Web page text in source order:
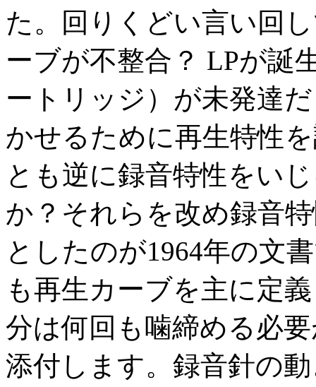
た。回りくどい言い回
ーブが不整合？ LPが誕
ートリッジ）が未発達
かせるために再生特性
とも逆に録音特性をい
か？それらを改め録音
としたのが1964年の文
も再生カーブを主に定
分は何回も噛締める必
添付します。録音針の